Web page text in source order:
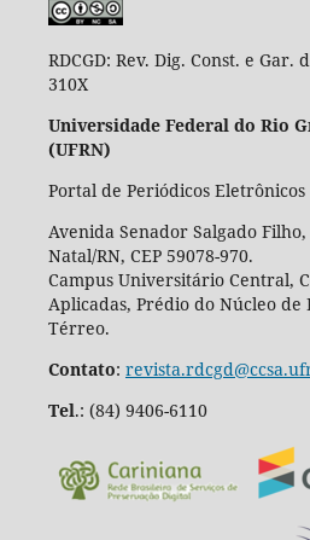
RDCGD: Rev. Dig. Const. e Gar.
310X
Universidade Federal do Rio
(UFRN)
Portal de Periódicos Eletrônicos
Avenida Senador Salgado
Natal/RN, CEP 59078-970.
Campus Universitário Central,
Aplicadas, Prédio do Núcleo de
Térreo.
Contato:
Tel.: (84) 9406-6110